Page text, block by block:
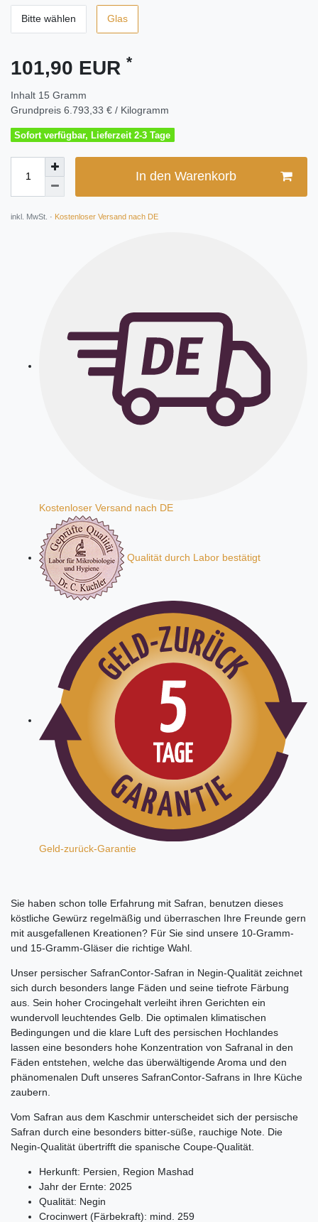
Bitte wählen Glas
101,90 EUR *
Inhalt 15 Gramm
Grundpreis 6.793,33 € / Kilogramm
Sofort verfügbar, Lieferzeit 2-3 Tage
In den Warenkorb
inkl. MwSt. · Kostenloser Versand nach DE
Kostenloser Versand nach DE
Qualität durch Labor bestätigt
Geld-zurück-Garantie
Sie haben schon tolle Erfahrung mit Safran, benutzen dieses
köstliche Gewürz regelmäßig und überraschen Ihre Freunde gern
mit ausgefallenen Kreationen? Für Sie sind unsere 10-Gramm-
und 15-Gramm-Gläser die richtige Wahl.
Unser persischer SafranContor-Safran in Negin-Qualität zeichnet
sich durch besonders lange Fäden und seine tiefrote Färbung
aus. Sein hoher Crocingehalt verleiht ihren Gerichten ein
wundervoll leuchtendes Gelb. Die optimalen klimatischen
Bedingungen und die klare Luft des persischen Hochlandes
lassen eine besonders hohe Konzentration von Safranal in den
Fäden entstehen, welche das überwältigende Aroma und den
phänomenalen Duft unseres SafranContor-Safrans in Ihre Küche
zaubern.
Vom Safran aus dem Kaschmir unterscheidet sich der persische
Safran durch eine besonders bitter-süße, rauchige Note. Die
Negin-Qualität übertrifft die spanische Coupe-Qualität.
Herkunft: Persien, Region Mashad
Jahr der Ernte: 2025
Qualität: Negin
Crocinwert (Färbekraft): mind. 259